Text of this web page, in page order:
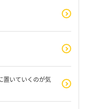
置いていくのが気